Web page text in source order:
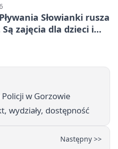
Słowianki rusza
zajęcia dla dzieci i
w Gorzowie
wydziały, dostępność
Następny >>